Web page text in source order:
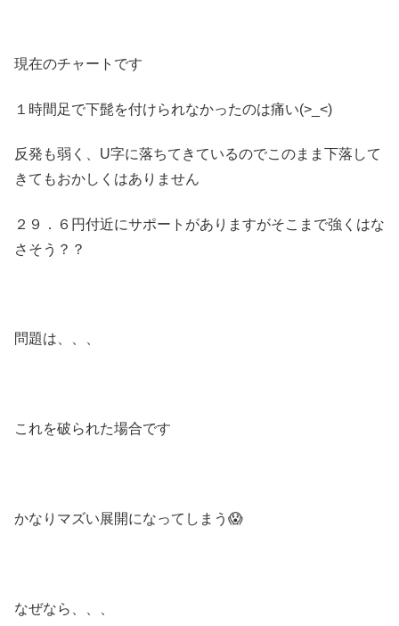
現在のチャートです
１時間足で下髭を付けられなかったのは痛い(>_<)
反発も弱く、U字に落ちてきているのでこのまま下落して
きてもおかしくはありません
２９．６円付近にサポートがありますがそこまで強くはな
さそう？？
問題は、、、
これを破られた場合です
かなりマズい展開になってしまう😱
なぜなら、、、